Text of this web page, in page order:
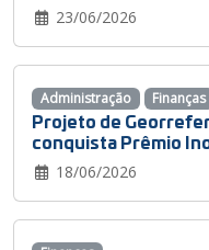
23/06/2026
Projeto de
conquista Prêmio
18/06/2026
Administração Finanças